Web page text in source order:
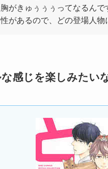
がきゅぅぅぅってなるんで
があるので、どの登場人物
感じを楽しみたい